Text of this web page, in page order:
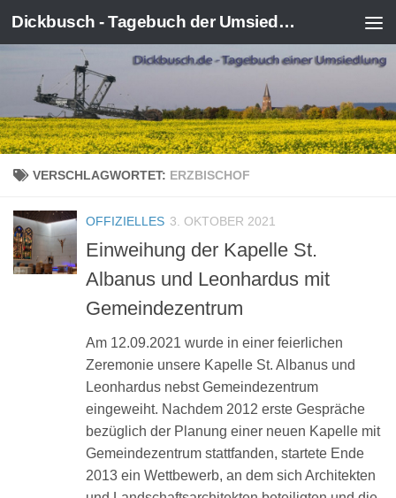
Zum Inhalt springen Dickbusch - Tagebuch der Umsiedlung von Kerpen-Manheim
VERSCHLAGWORTET: ERZBISCHOF
OFFIZIELLES 3. OKTOBER 2021
Einweihung der Kapelle St.
Albanus und Leonhardus mit
Gemeindezentrum
Am 12.09.2021 wurde in einer feierlichen
Zeremonie unsere Kapelle St. Albanus und
Leonhardus nebst Gemeindezentrum
eingeweiht. Nachdem 2012 erste Gespräche
bezüglich der Planung einer neuen Kapelle mit
Gemeindezentrum stattfanden, startete Ende
2013 ein Wettbewerb, an dem sich Architekten